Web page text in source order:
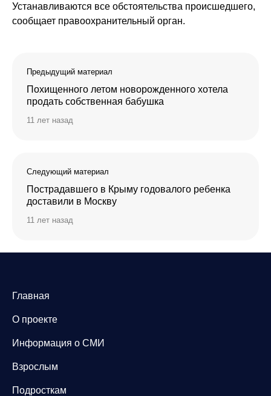
Устанавливаются все обстоятельства происшедшего,
сообщает правоохранительный орган.
Предыдущий материал
Похищенного летом новорожденного хотела
продать собственная бабушка
11 лет назад
Следующий материал
Пострадавшего в Крыму годовалого ребенка
доставили в Москву
11 лет назад
Главная
О проекте
Информация о СМИ
Взрослым
Подросткам